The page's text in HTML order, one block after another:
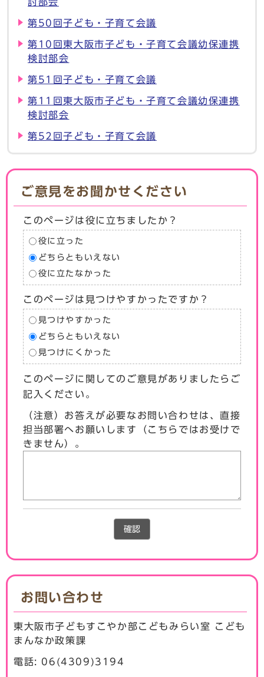
第50回子ども・子育て会議
第10回東大阪市子ども・子育て会議幼保連携
検討部会
第51回子ども・子育て会議
第11回東大阪市子ども・子育て会議幼保連携
検討部会
第52回子ども・子育て会議
ご意見をお聞かせください
このページは役に立ちましたか？
役に立った
どちらともいえない
役に立たなかった
このページは見つけやすかったですか？
見つけやすかった
どちらともいえない
見つけにくかった
このページに関してのご意見がありましたらご
記入ください。
（注意）お答えが必要なお問い合わせは、直接
担当部署へお願いします（こちらではお受けで
きません）。
確認
お問い合わせ
東大阪市子どもすこやか部こどもみらい室 こども
まんなか政策課
電話: 06(4309)3194